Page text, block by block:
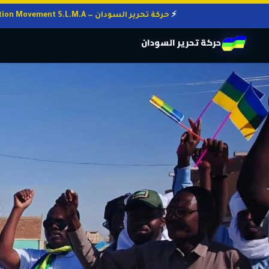
حركة تحرير السودان — Sudan Liberation Movement S.L.M.A
حركة تحرير السودان